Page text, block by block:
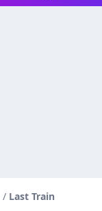
/ Last Train